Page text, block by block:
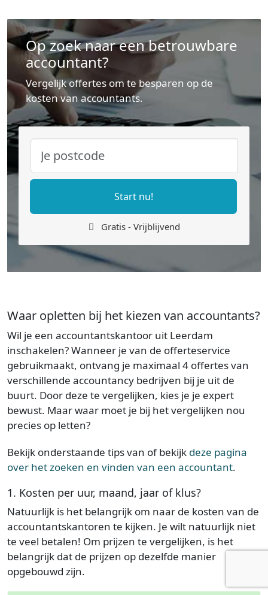
Op zoek naar een betrouwbare
accountant?
Vergelijk offertes om te besparen op de
kosten van accountants.
Start nu!
Gratis - Vrijblijvend
Waar opletten bij het kiezen van accountants?
Wil je een accountantskantoor uit Leerdam
inschakelen? Wanneer je van de offerteservice
gebruikmaakt, ontvang je maximaal 4 offertes van
verschillende accountancy bedrijven bij je uit de
buurt. Door deze te vergelijken, kies je je expert
bewust. Maar waar moet je bij het vergelijken nou
precies op letten?
Bekijk onderstaande tips van of bekijk deze pagina
over het zoeken en vinden van een accountant.
1. Kosten per uur, maand, jaar of klus?
Natuurlijk is het belangrijk om naar de kosten van de
accountantskantoren te kijken. Je wilt natuurlijk niet
te veel betalen! Om prijzen te vergelijken, is het
belangrijk dat de prijzen op dezelfde manier
opgebouwd zijn.